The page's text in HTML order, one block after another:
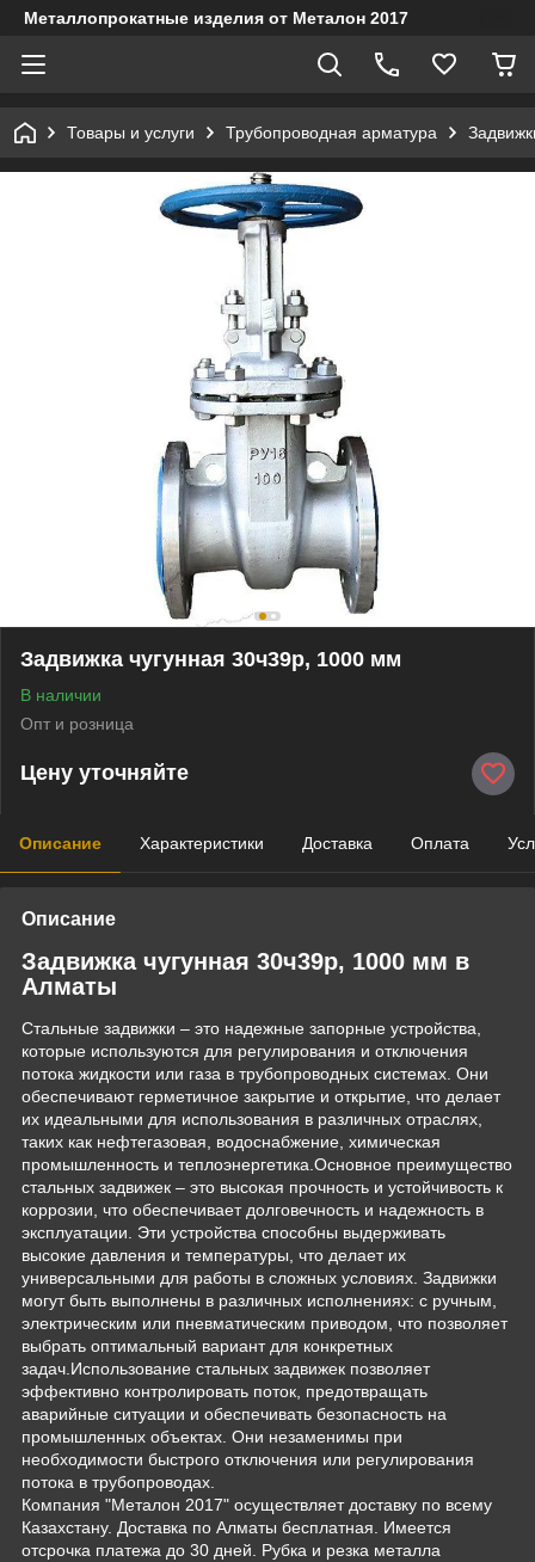
Металлопрокатные изделия от Металон 2017
Товары и услуги Трубопроводная арматура
Задвижка чугунная 30ч39р, 1000 мм
В наличии
Опт и розница
Цену уточняйте
Описание Характеристики Доставка Оплата
Описание
Задвижка чугунная 30ч39р, 1000 мм в
Алматы
Стальные задвижки – это надежные запорные устройства,
которые используются для регулирования и отключения
потока жидкости или газа в трубопроводных системах. Они
обеспечивают герметичное закрытие и открытие, что делает
их идеальными для использования в различных отраслях,
таких как нефтегазовая, водоснабжение, химическая
промышленность и теплоэнергетика.Основное преимущество
стальных задвижек – это высокая прочность и устойчивость к
коррозии, что обеспечивает долговечность и надежность в
эксплуатации. Эти устройства способны выдерживать
высокие давления и температуры, что делает их
универсальными для работы в сложных условиях. Задвижки
могут быть выполнены в различных исполнениях: с ручным,
электрическим или пневматическим приводом, что позволяет
выбрать оптимальный вариант для конкретных
задач.Использование стальных задвижек позволяет
эффективно контролировать поток, предотвращать
аварийные ситуации и обеспечивать безопасность на
промышленных объектах. Они незаменимы при
необходимости быстрого отключения или регулирования
потока в трубопроводах.
Компания "Металон 2017" осуществляет доставку по всему
Казахстану. Доставка по Алматы бесплатная. Имеется
отсрочка платежа до 30 дней. Рубка и резка металла